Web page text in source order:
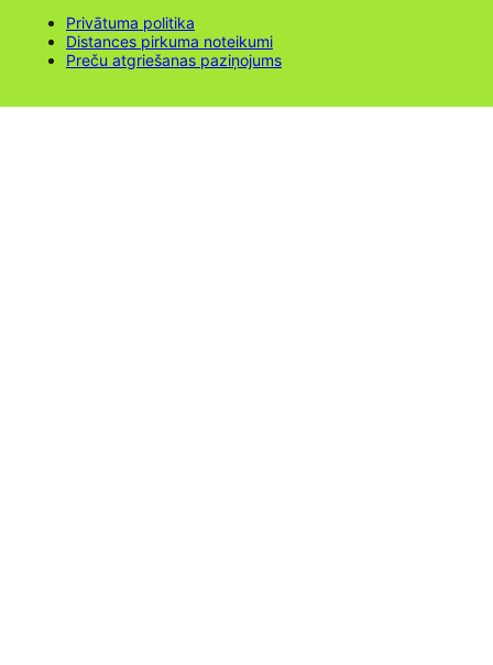
Privātuma politika
Distances pirkuma noteikumi
Preču atgriešanas paziņojums